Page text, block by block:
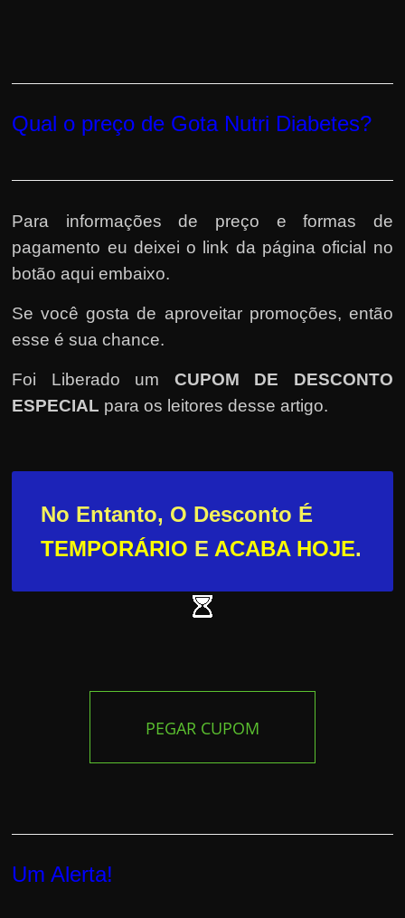
Qual o preço de Gota Nutri Diabetes?
Para informações de preço e formas de
pagamento eu deixei o link da página oficial no
botão aqui embaixo.
Se você gosta de aproveitar promoções, então
esse é sua chance.
Foi Liberado um CUPOM DE DESCONTO
ESPECIAL para os leitores desse artigo.
No Entanto, O Desconto É
TEMPORÁRIO E ACABA HOJE.
PEGAR CUPOM
Um Alerta!